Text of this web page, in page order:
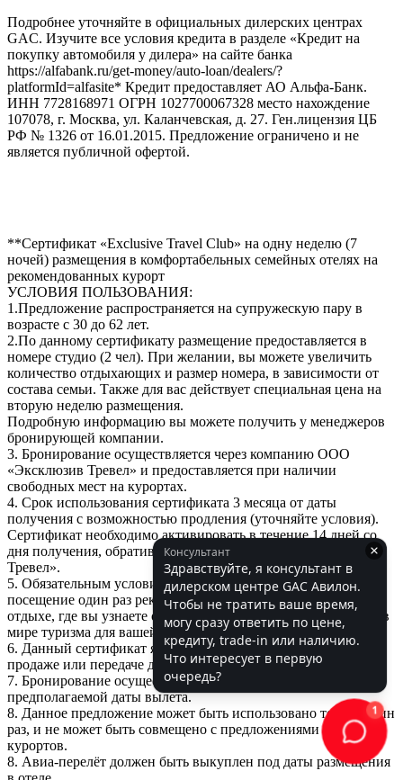
Подробнее уточняйте в официальных дилерских центрах
GAC. Изучите все условия кредита в разделе «Кредит на
покупку автомобиля у дилера» на сайте банка
https://alfabank.ru/get-money/auto-loan/dealers/?
platformId=alfasite* Кредит предоставляет АО Альфа-Банк.
ИНН 7728168971 ОГРН 1027700067328 место нахождение
107078, г. Москва, ул. Каланчевская, д. 27. Ген.лицензия ЦБ
РФ № 1326 от 16.01.2015. Предложение ограничено и не
является публичной офертой.
**Сертификат «Exclusive Travel Club» на одну неделю (7
ночей) размещения в комфортабельных семейных отелях на
рекомендованных курорт
УСЛОВИЯ ПОЛЬЗОВАНИЯ:
1.Предложение распространяется на супружескую пару в
возрасте с 30 до 62 лет.
2.По данному сертификату размещение предоставляется в
номере студио (2 чел). При желании, вы можете увеличить
количество отдыхающих и размер номера, в зависимости от
состава семьи. Также для вас действует специальная цена на
вторую неделю размещения.
Подробную информацию вы можете получить у менеджеров
бронирующей компании.
3. Бронирование осуществляется через компанию ООО
«Эксклюзив Тревел» и предоставляется при наличии
свободных мест на курортах.
4. Срок использования сертификата 3 месяца от даты
получения с возможностью продления (уточняйте условия).
Сертификат необходимо активировать в течение 14 дней со
дня получения, обратившись в компанию ООО «Эксклюзив
Тревел».
5. Обязательным условием данного предложения является
посещение один раз рекламной презентации курорта на
отдыхе, где вы узнаете о новых направлениях и тенденциях в
мире туризма для вашей семьи.
6. Данный сертификат является именным и не подлежит
продаже или передаче другим лицам.
7. Бронирование осуществляется минимум за 30 дней до
предполагаемой даты вылета.
8. Данное предложение может быть использовано только один
раз, и не может быть совмещено с предложениями других
курортов.
8. Авиа-перелёт должен быть выкуплен под даты размещения